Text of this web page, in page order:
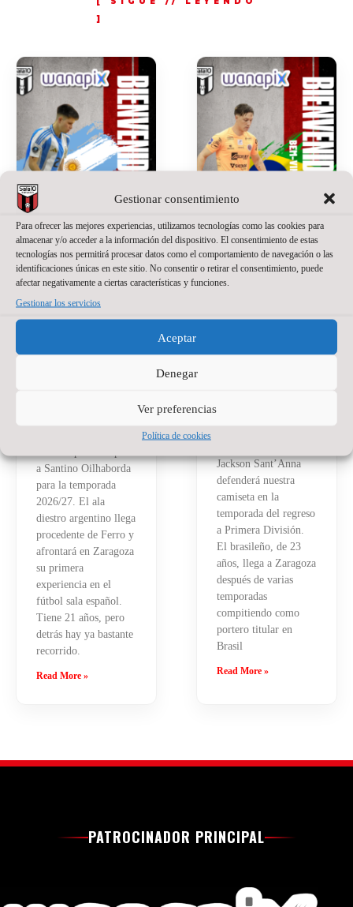
Gestionar consentimiento
Para ofrecer las mejores experiencias, utilizamos tecnologías como las cookies para
almacenar y/o acceder a la información del dispositivo. El consentimiento de estas
tecnologías nos permitirá procesar datos como el comportamiento de navegación o las
identificaciones únicas en este sitio. No consentir o retirar el consentimiento, puede
afectar negativamente a ciertas características y funciones.
Gestionar los servicios
Aceptar
Denegar
Ver preferencias
Política de cookies
SANTINO
OILHABORDA,
UNA APUESTA
Y FUTURO
hay comentarios
a Santino Oilhaborda
para la temporada
2026/27. El ala
diestro argentino llega
procedente de Ferro y
afrontará en Zaragoza
su primera
experiencia en el
fútbol sala español.
Tiene 21 años, pero
detrás hay ya bastante
recorrido.
Read More »
JACKSON
NUEVO
WANAPIX
Jackson Sant’Anna
defenderá nuestra
camiseta en la
temporada del regreso
a Primera División.
El brasileño, de 23
años, llega a Zaragoza
después de varias
temporadas
compitiendo como
portero titular en
Brasil
Read More »
PATROCINADOR PRINCIPAL